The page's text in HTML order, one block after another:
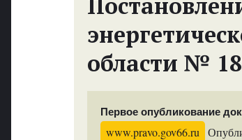
области №
Первое опубликование
www.pravo.gov66.ru